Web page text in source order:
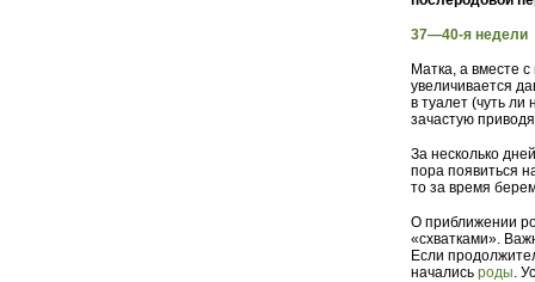
37—40-я недели
Матка, а вместе
увеличивается
в туалет (чуть
зачастую
За несколько
пора появиться
то за время
О приближении
«схватками».
Если
начались роды.